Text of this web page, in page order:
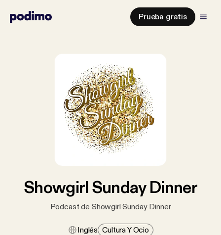
Prueba gratis
Showgirl Sunday Dinner
Podcast de Showgirl Sunday Dinner
Inglés Cultura Y Ocio